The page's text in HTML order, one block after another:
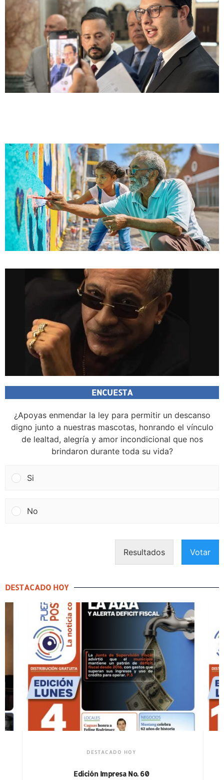
ENCUESTA
¿Apoyas enmendar la ley para permitir un descanso
digno junto a nuestras mascotas, honrando el vínculo
de lealtad, alegría y amor incondicional que nos
brindaron durante toda su vida?
Si
No
Resultados Votar
DESTACADO HOY
DESTACADO HOY
Edición Impresa No. 59